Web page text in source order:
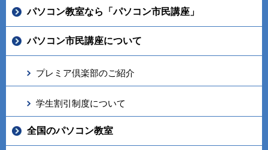
パソコン教室なら「パソコン市民講座」
パソコン市民講座について
プレミア倶楽部のご紹介
学生割引制度について
全国のパソコン教室